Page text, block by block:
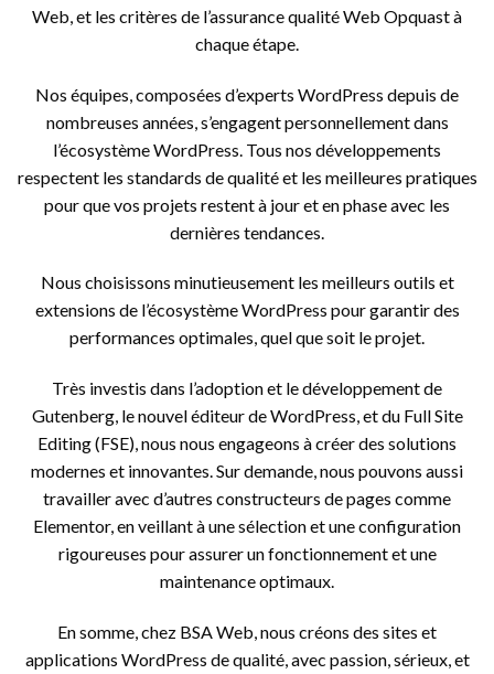
Web, et les critères de l’assurance qualité Web Opquast à
chaque étape.
Nos équipes, composées d’experts WordPress depuis de
nombreuses années, s’engagent personnellement dans
l’écosystème WordPress. Tous nos développements
respectent les standards de qualité et les meilleures pratiques
pour que vos projets restent à jour et en phase avec les
dernières tendances.
Nous choisissons minutieusement les meilleurs outils et
extensions de l’écosystème WordPress pour garantir des
performances optimales, quel que soit le projet.
Très investis dans l’adoption et le développement de
Gutenberg, le nouvel éditeur de WordPress, et du Full Site
Editing (FSE), nous nous engageons à créer des solutions
modernes et innovantes. Sur demande, nous pouvons aussi
travailler avec d’autres constructeurs de pages comme
Elementor, en veillant à une sélection et une configuration
rigoureuses pour assurer un fonctionnement et une
maintenance optimaux.
En somme, chez BSA Web, nous créons des sites et
applications WordPress de qualité, avec passion, sérieux, et